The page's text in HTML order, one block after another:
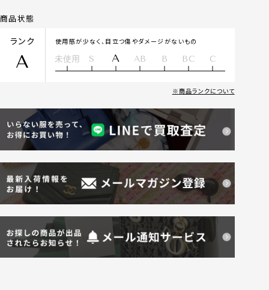
商品状態
ランク
A
使用感が少なく、目立つ傷やダメージがないもの
未使用 S A AB B BC C
商品ランクについて